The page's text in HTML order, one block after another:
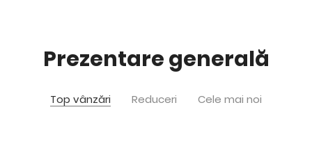
Prezentare generală
Top vânzări Reduceri Cele mai noi